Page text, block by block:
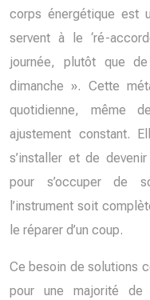
corps énergétique est
servent à le ‘ré-
journée, plutôt que
dimanche ». Cette
quotidienne, même
ajustement constant.
s’installer et de
pour s’occuper de
l’instrument soit
le réparer d’un coup.
Ce besoin de solutions
pour une majorité